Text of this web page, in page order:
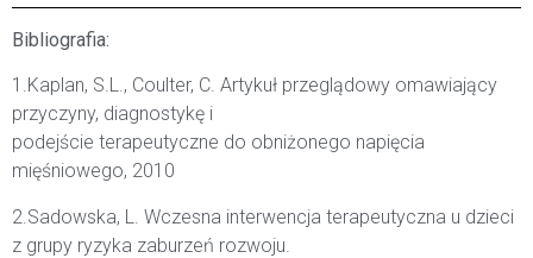
Bibliografia:
1.Kaplan, S.L., Coulter, C. Artykuł przeglądowy omawiający
przyczyny, diagnostykę i
podejście terapeutyczne do obniżonego napięcia
mięśniowego, 2010
2.Sadowska, L. Wczesna interwencja terapeutyczna u dzieci
z grupy ryzyka zaburzeń rozwoju.